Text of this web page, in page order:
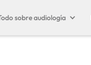
sobre audiología